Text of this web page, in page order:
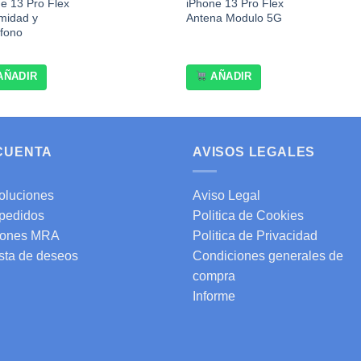
13 Pro Flex
y
iPhone 13 Pro Flex
Antena Modulo 5G
AÑADIR
MRA
de deseos
AVISOS LEGALES
Aviso Legal
Politica de Cookies
Politica de Privacidad
Condiciones generales de
compra
Informe